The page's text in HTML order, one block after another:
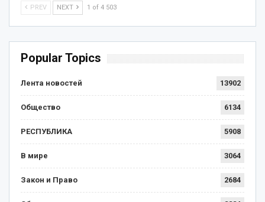
PREV NEXT 1 of 4 503
Popular Topics
Лента новостей 13902
Общество 6134
РЕСПУБЛИКА 5908
В мире 3064
Закон и Право 2684